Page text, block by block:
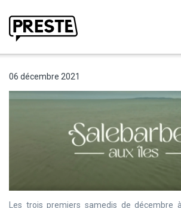
06 décembre 2021
Les trois premiers samedis de décembre